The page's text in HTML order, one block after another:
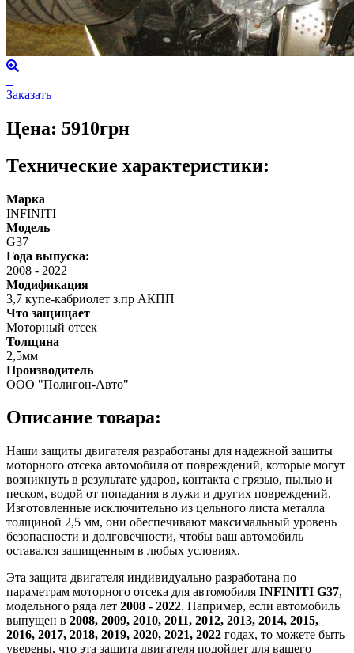
Заказать
Цена: 5910грн
Технические характеристики:
Марка
INFINITI
Модель
G37
Года выпуска:
2008 - 2022
Модификация
3,7 купе-кабриолет з.пр АКПП
Что защищает
Моторный отсек
Толщина
2,5мм
Производитель
ООО "Полигон-Авто"
Описание товара:
Наши защиты двигателя разработаны для надежной защиты
моторного отсека автомобиля от повреждений, которые могут
возникнуть в результате ударов, контакта с грязью, пылью и
песком, водой от попадания в лужи и других повреждений.
Изготовленные исключительно из цельного листа металла
толщиной 2,5 мм, они обеспечивают максимальный уровень
безопасности и долговечности, чтобы ваш автомобиль
оставался защищенным в любых условиях.
Эта защита двигателя индивидуально разработана по
параметрам моторного отсека для автомобиля INFINITI G37,
модельного ряда лет 2008 - 2022. Например, если автомобиль
выпущен в 2008, 2009, 2010, 2011, 2012, 2013, 2014, 2015,
2016, 2017, 2018, 2019, 2020, 2021, 2022 годах, то можете быть
уверены, что эта защита двигателя подойдет для вашего